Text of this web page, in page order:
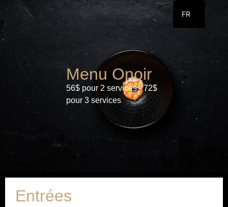
Menu Onoir
56$ pour 2 services - 72$
pour 3 services
Entrées
FR
EN